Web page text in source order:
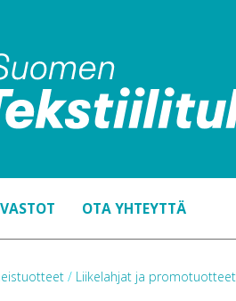
OTA YHTEYTTÄ
/ Liikelahjat ja promotuotteet